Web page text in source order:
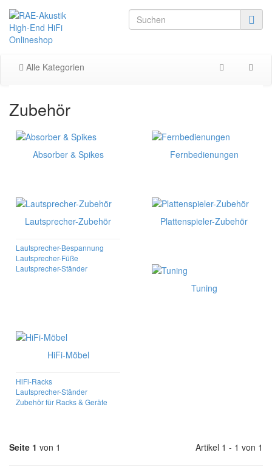
Alle Kategorien
Zubehör
Absorber & Spikes Fernbedienungen
Lautsprecher-Zubehör
Lautsprecher-Bespannung
Lautsprecher-Füße
Lautsprecher-Ständer
Plattenspieler-Zubehör
Tuning
HiFi-Möbel
HiFi-Racks
Lautsprecher-Ständer
Zubehör für Racks & Geräte
Seite 1 von 1 Artikel 1 - 1 von 1